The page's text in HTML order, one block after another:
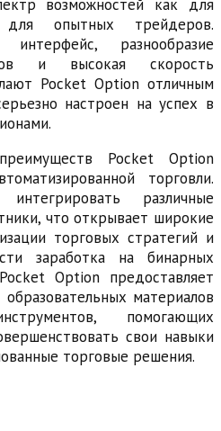
возможностей как для
опытных трейдеров.
разнообразие
и высокая скорость
Pocket Option отличным
настроен на успех в
Pocket Option
торговли.
различные
что открывает широкие
торговых стратегий и
заработка на бинарных
Option предоставляет
материалов
помогающих
свои навыки
торговые решения.